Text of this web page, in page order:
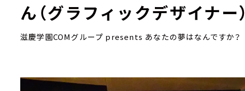
ん（グラフィックデザイナー）
滋慶学園COMグループ presents あなたの夢はなんですか？